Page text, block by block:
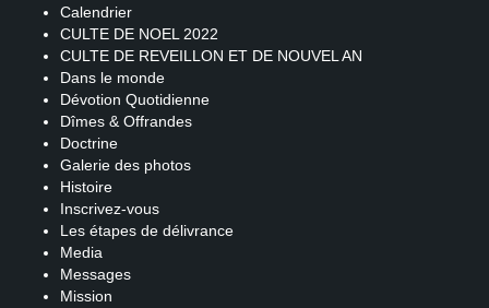
Calendrier
CULTE DE NOEL 2022
CULTE DE REVEILLON ET DE NOUVEL AN
Dans le monde
Dévotion Quotidienne
Dîmes & Offrandes
Doctrine
Galerie des photos
Histoire
Inscrivez-vous
Les étapes de délivrance
Media
Messages
Mission